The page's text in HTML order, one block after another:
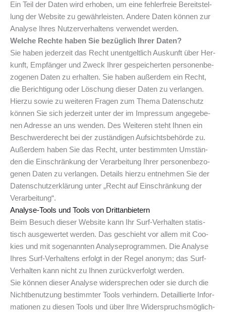
Ein Teil der Daten wird erho­ben, um eine feh­ler­freie Bereit­stel­
lung der Web­site zu gewähr­leis­ten. Ande­re Daten kön­nen zur
Ana­ly­se Ihres Nut­zer­ver­hal­tens ver­wen­det werden.
Wel­che Rech­te haben Sie bezüg­lich Ihrer Daten?
Sie haben jeder­zeit das Recht unent­gelt­lich Aus­kunft über Her­
kunft, Emp­fän­ger und Zweck Ihrer gespei­cher­ten per­so­nen­be­
zo­ge­nen Daten zu erhal­ten. Sie haben außer­dem ein Recht,
die Berich­ti­gung oder Löschung die­ser Daten zu ver­lan­gen.
Hier­zu sowie zu wei­te­ren Fra­gen zum The­ma Daten­schutz
kön­nen Sie sich jeder­zeit unter der im Impres­sum ange­ge­be­
nen Adres­se an uns wen­den. Des Wei­te­ren steht Ihnen ein
Beschwer­de­recht bei der zustän­di­gen Auf­sichts­be­hör­de zu.
Außer­dem haben Sie das Recht, unter bestimm­ten Umstän­
den die Ein­schrän­kung der Ver­ar­bei­tung Ihrer per­so­nen­be­zo­
ge­nen Daten zu ver­lan­gen. Details hier­zu ent­neh­men Sie der
Daten­schutz­er­klä­rung unter „Recht auf Ein­schrän­kung der
Verarbeitung“.
Ana­ly­se-Tools und Tools von Drittanbietern
Beim Besuch die­ser Web­site kann Ihr Surf-Ver­hal­ten sta­tis­
tisch aus­ge­wer­tet wer­den. Das geschieht vor allem mit Coo­
kies und mit soge­nann­ten Ana­ly­se­pro­gram­men. Die Ana­ly­se
Ihres Surf-Ver­hal­tens erfolgt in der Regel anonym; das Surf-
Ver­hal­ten kann nicht zu Ihnen zurück­ver­folgt werden.
Sie kön­nen die­ser Ana­ly­se wider­spre­chen oder sie durch die
Nicht­be­nut­zung bestimm­ter Tools ver­hin­dern. Detail­lier­te Infor­
ma­tio­nen zu die­sen Tools und über Ihre Wider­spruchs­mög­lich­